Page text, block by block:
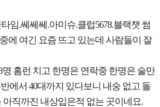
임.쎄쎄쎄.아미슈.클럽5678.블랙챗 썸
에 여긴 요즘 뜨고 있는데 사람들이 잘
홈런 치고 한명은 연락중 한명은 술만
에서 40대까지 있다보니 내숭 없고 돌
직까진 내상입은적 없는 곳이네요.